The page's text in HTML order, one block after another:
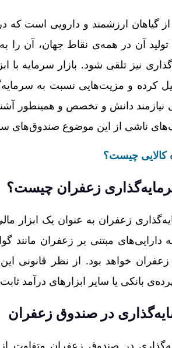
گیاهان ارزشمند و دارویی است که در
آن در همه‌­ی نقاط جهان، آن را
نیز تلقی شود. بازار سرمایه با
کرده و مزیت­‌هایی نسبت به
نیازمند دانش و تخصص و همین­طور
ناشی از این موضوع صندوق‌­های
کالایی چیست؟
زعفران چیست؟
زعفران به عنوان یک ابزار
مبتنی بر زعفران مانند
زعفران خواهد بود. از نظر قانونی
بانکی یا سایر ابزارهای درآمد
در صندوق زعفران
در صندوق زعفران متفاوت